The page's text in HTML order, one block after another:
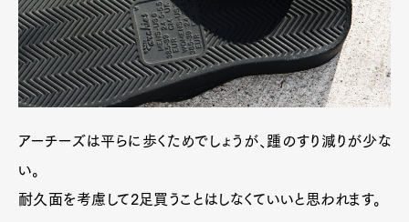
アーチーズは平らに歩くためでしょうが、踵のすり減りが少な
い。
耐久面を考慮して2足買うことはしなくていいと思われます。